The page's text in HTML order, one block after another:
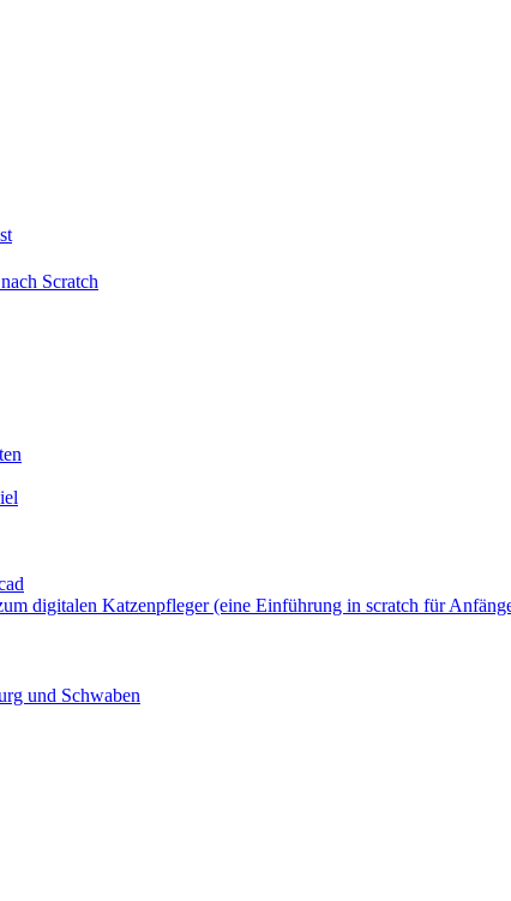
Scratch
digitalen Katzenpfleger (eine Einführung in scratch für
und Schwaben